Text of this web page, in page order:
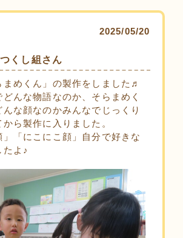
2025/05/20
くし組さん
まめくん」の製作をしました♬
んな物語なのか、そらまめく
んな顔なのかみんなでじっくり
ら製作に入りました。
」「にこにこ顔」自分で好きな
たよ♪